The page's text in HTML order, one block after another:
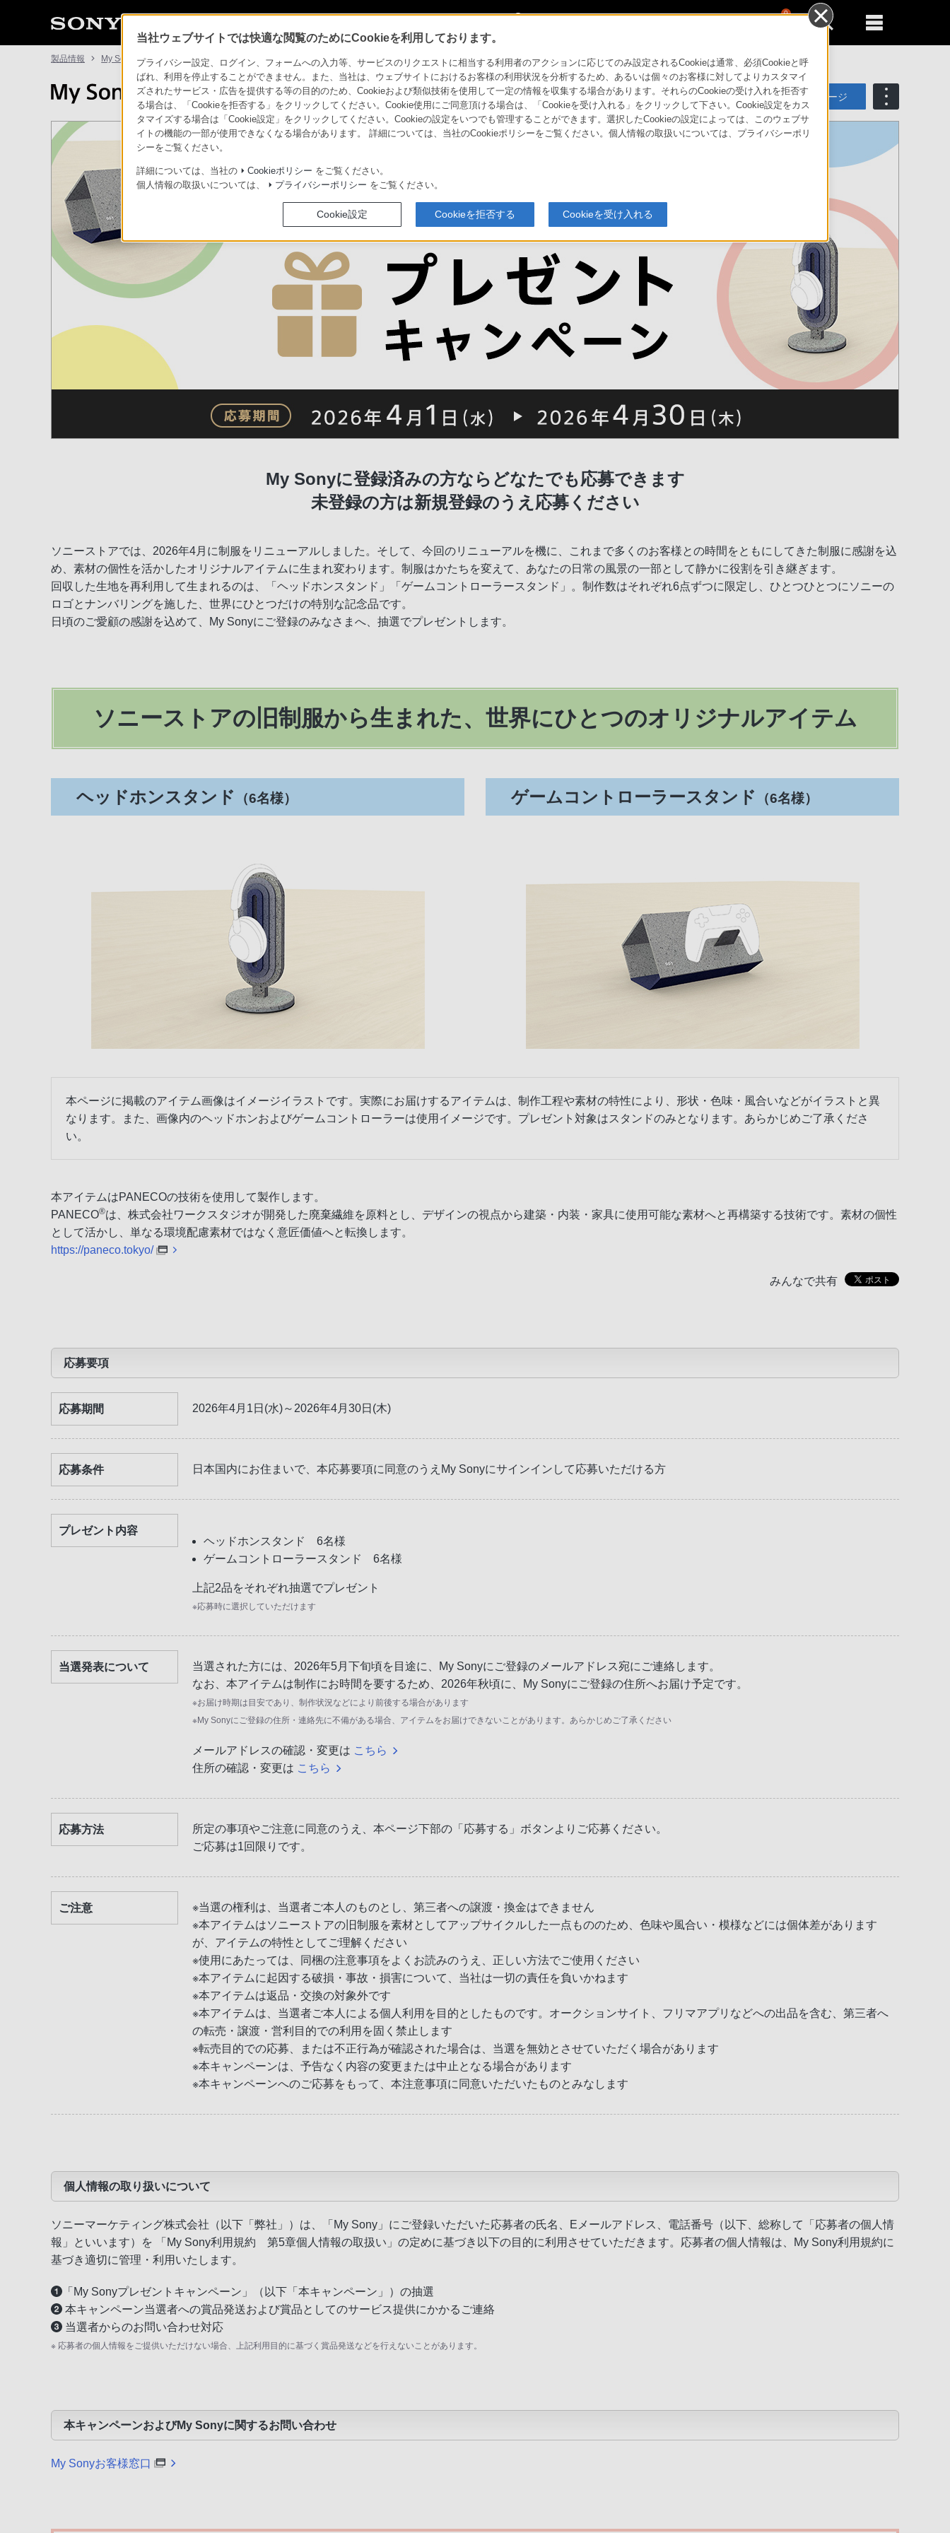
0
製品情報 My Sony ソニーストアの旧制服が、世界にひとつの記念品に。My Sonyオリジナルアイテムプレゼントキャンペーン
マイページ
My Sonyに登録済みの方なら どなたでも応募できます
未登録の方は新規登録のうえ応募ください
ソニーストアでは、2026年4月に制服をリニューアルしました。そして、今回のリニューアルを機に、これまで多くのお客様との時間をともにしてきた制服に感謝を込
め、素材の個性を活かしたオリジナルアイテムに生まれ変わります。制服はかたちを変えて、あなたの日常の風景の一部として静かに役割を引き継ぎます。
回収した生地を再利用して生まれるのは、「ヘッドホンスタンド」「ゲームコントローラースタンド」。制作数はそれぞれ6点ずつに限定し、ひとつひとつにソニーの
ロゴとナンバリングを施した、世界にひとつだけの特別な記念品です。
日頃のご愛顧の感謝を込めて、My Sonyにご登録のみなさまへ、抽選でプレゼントします。
ソニーストアの旧制服から生まれた、世界にひとつのオリジナルアイテム
ヘッドホンスタンド （6名様） ゲームコントローラースタンド （6名様）
本ページに掲載のアイテム画像はイメージイラストです。実際にお届けするアイテムは、制作工程や素材の特性により、形状・色味・風合いなどがイラストと異
なります。また、画像内のヘッドホンおよびゲームコントローラーは使用イメージです。プレゼント対象はスタンドのみとなります。あらかじめご了承くださ
い。
本アイテムはPANECOの技術を使用して製作します。
PANECO®は、株式会社ワークスタジオが開発した廃棄繊維を原料とし、デザインの視点から建築・内装・家具に使用可能な素材へと再構築する技術です。素材の個性
として活かし、単なる環境配慮素材ではなく意匠価値へと転換します。
https://paneco.tokyo/
みんなで共有
応募要項
応募期間 2026年4月1日(水)～2026年4月30日(木)
応募条件 日本国内にお住まいで、本応募要項に同意のうえMy Sonyにサインインして応募いただける方
プレゼント内容
ヘッドホンスタンド 6名様
ゲームコントローラースタンド 6名様
上記2品をそれぞれ抽選でプレゼント
※応募時に選択していただけます
当選発表について
当選された方には、2026年5月下旬頃を目途に、My Sonyにご登録のメールアドレス宛にご連絡します。
なお、本アイテムは制作にお時間を要するため、2026年秋頃に、My Sonyにご登録の住所へお届け予定です。
※お届け時期は目安であり、制作状況などにより前後する場合があります
※My Sonyにご登録の住所・連絡先に不備がある場合、アイテムをお届けできないことがあります。あらかじめご了承ください
メールアドレスの確認・変更は こちら
住所の確認・変更は こちら
応募方法
所定の事項やご注意に同意のうえ、本ページ下部の「応募する」ボタンよりご応募ください。
ご応募は1回限りです。
ご注意
※当選の権利は、当選者ご本人のものとし、第三者への譲渡・換金はできません
※本アイテムはソニーストアの旧制服を素材としてアップサイクルした一点もののため、色味や風合い・模様などには個体差があります
が、アイテムの特性としてご理解ください
※使用にあたっては、同梱の注意事項をよくお読みのうえ、正しい方法でご使用ください
※本アイテムに起因する破損・事故・損害について、当社は一切の責任を負いかねます
※本アイテムは返品・交換の対象外です
※本アイテムは、当選者ご本人による個人利用を目的としたものです。オークションサイト、フリマアプリなどへの出品を含む、第三者へ
の転売・譲渡・営利目的での利用を固く禁止します
※転売目的での応募、または不正行為が確認された場合は、当選を無効とさせていただく場合があります
※本キャンペーンは、予告なく内容の変更または中止となる場合があります
※本キャンペーンへのご応募をもって、本注意事項に同意いただいたものとみなします
個人情報の取り扱いについて
ソニーマーケティング株式会社（以下「弊社」）は、「My Sony」にご登録いただいた応募者の氏名、Eメールアドレス、電話番号（以下、総称して「応募者の個人情
報」といいます）を
「My Sony利用規約 第5章個人情報の取扱い」 の定めに基づき以下の目的に利用させていただきます。応募者の個人情報は、My Sony利用規約に
基づき適切に管理・利用いたします。
「My Sonyプレゼントキャンペーン」（以下「本キャンペーン」）の抽選
本キャンペーン当選者への賞品発送および賞品としてのサービス提供にかかるご連絡
当選者からのお問い合わせ対応
※ 応募者の個人情報をご提供いただけない場合、上記利用目的に基づく賞品発送などを行えないことがあります。
本キャンペーンおよびMy Sonyに関するお問い合わせ
My Sonyお客様窓口
当社ウェブサイトでは快適な閲覧のためにCookieを利用しております。
プライバシー設定、ログイン、フォームへの入力等、サービスのリクエストに相当する利用者のアクションに応じてのみ設定されるCookieは通常、必須Cookieと呼
ばれ、利用を停止することができません。また、当社は、ウェブサイトにおけるお客様の利用状況を分析するため、あるいは個々のお客様に対してよりカスタマイ
ズされたサービス・広告を提供する等の目的のため、Cookieおよび類似技術を使用して一定の情報を収集する場合があります。それらのCookieの受け入れを拒否す
る場合は、「Cookieを拒否する」をクリックしてください。Cookie使用にご同意頂ける場合は、「Cookieを受け入れる」をクリックして下さい。Cookie設定をカス
タマイズする場合は「Cookie設定」をクリックしてください。Cookieの設定をいつでも管理することができます。選択したCookieの設定によっては、このウェブサ
イトの機能の一部が使用できなくなる場合があります。 詳細については、当社のCookieポリシーをご覧ください。個人情報の取扱いについては、プライバシーポリ
シーをご覧ください。
詳細については、当社の Cookieポリシー をご覧ください。
個人情報の取扱いについては、
プライバシーポリシー をご覧ください。
Cookie設定 Cookieを拒否する Cookieを受け入れる